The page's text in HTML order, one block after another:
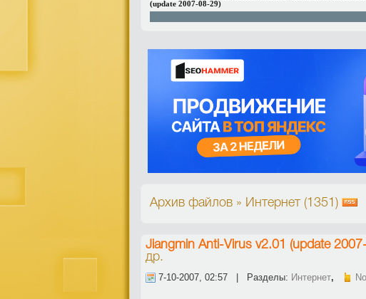
(update 2007-08-29)
Архив файлов » Интернет (1351)
Jiangmin Anti-Virus v2.01 (update
др.
7-10-2007, 02:57 | Разделы: Интернет,